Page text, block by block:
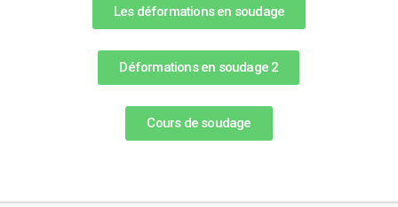
Les déformations en soudage
Déformations en soudage 2
Cours de soudage